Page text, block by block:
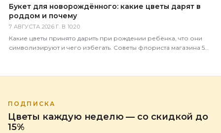
Букет для новорождённого: какие цветы дарят в
роддом и почему
7 АВГУСТА 2026 Г. В 10:20
Какие цветы принято дарить при рождении ребёнка, что они
символизируют и чего избегать. Советы флориста магазина 5
ПОДПИСКА
Цветы каждую неделю — со скидкой до
15%